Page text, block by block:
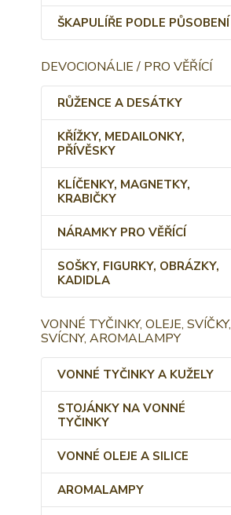
ŠKAPULÍŘE PODLE PŮSOBENÍ
DEVOCIONÁLIE / PRO VĚŘÍCÍ
RŮŽENCE A DESÁTKY
KŘÍŽKY, MEDAILONKY,
PŘÍVĚSKY
KLÍČENKY, MAGNETKY,
KRABIČKY
NÁRAMKY PRO VĚŘÍCÍ
SOŠKY, FIGURKY, OBRÁZKY,
KADIDLA
VONNÉ TYČINKY, OLEJE, SVÍČKY,
SVÍCNY, AROMALAMPY
VONNÉ TYČINKY A KUŽELY
STOJÁNKY NA VONNÉ
TYČINKY
VONNÉ OLEJE A SILICE
AROMALAMPY